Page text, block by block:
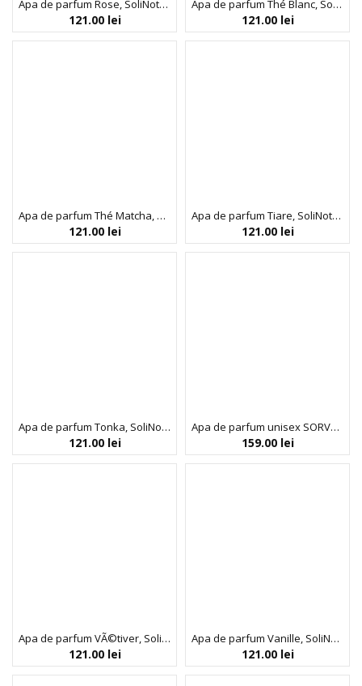
Apa de parfum Rose, SoliNotes, 50 ml
121.00 lei
Apa de parfum Thé Blanc, SoliNotes, 50 ml
121.00 lei
Apa de parfum Thé Matcha, SoliNotes, 50 ml
121.00 lei
Apa de parfum Tiare, SoliNotes, 50 ml
121.00 lei
Apa de parfum Tonka, SoliNotes, 50 ml
121.00 lei
Apa de parfum unisex SORVELLA MOUNTAIN COLLECTION GRANITE, 50 ml
159.00 lei
Apa de parfum VÃ©tiver, SoliNotes, 50 ml
121.00 lei
Apa de parfum Vanille, SoliNotes, 50 ml
121.00 lei